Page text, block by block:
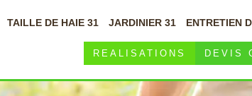
TAILLE DE HAIE 31 JARDINIER 31 ENTRETIEN
REALISATIONS DEVIS